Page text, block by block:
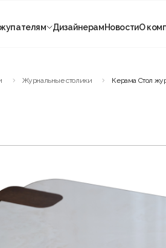
ДизайнерамНовостиО
Журнальные столики Керама Стол